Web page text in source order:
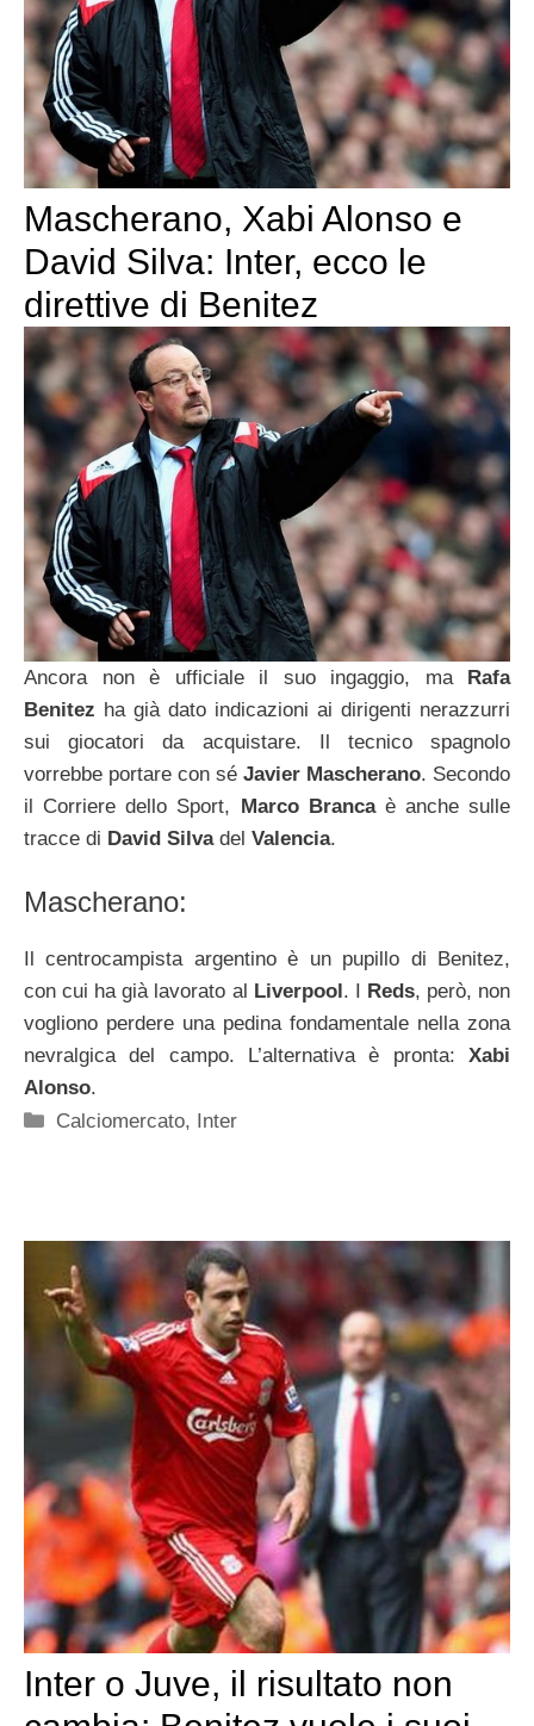
Mascherano, Xabi Alonso e
David Silva: Inter, ecco le
direttive di Benitez
Ancora non è ufficiale il suo ingaggio, ma
Rafa
Benitez ha già dato indicazioni ai dirigenti nerazzurri
sui giocatori da acquistare. Il tecnico spagnolo
vorrebbe portare con sé Javier Mascherano. Secondo
il Corriere dello Sport, Marco Brancaè anche sulle
tracce di David Silvadel Valencia.
Mascherano:
Il centrocampista argentino è un pupillo di Benitez,
con cui ha già lavorato al Liverpool. I Reds, però, non
vogliono perdere una pedina fondamentale nella zona
nevralgica del campo. L’alternativa è pronta: Xabi
Alonso.
Categorie
Calciomercato, Inter
Inter o Juve, il risultato non